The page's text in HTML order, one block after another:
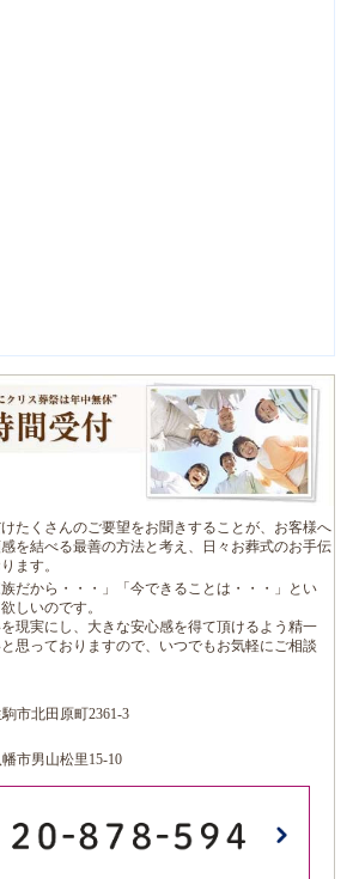
たくさんのご要望をお聞きすることが、お客様へ
を結べる最善の方法と考え、日々お葬式のお手伝
ます。
だから・・・」「今できることは・・・」とい
しいのです。
現実にし、大きな安心感を得て頂けるよう精一
思っておりますので、いつでもお気軽にご相談
市北田原町2361-3
市男山松里15-10